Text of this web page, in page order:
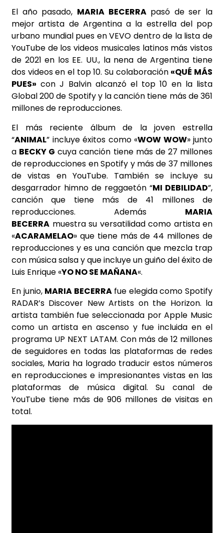
El año pasado, MARIA BECERRApasó de ser la
mejor artista de Argentina a la estrella del pop
urbano mundial pues en VEVO dentro de la lista de
YouTube de los videos musicales latinos más vistos
de 2021 en los EE. UU., la nena de Argentina tiene
dos videos en el top 10. Su colaboración «QUÉ MÁS
PUES» con J Balvin alcanzó el top 10 en la lista
Global 200 de Spotify y la canción tiene más de 361
millones de reproducciones.
El más reciente álbum de la joven estrella
“ANIMAL” incluye éxitos como «WOW WOW» junto
a BECKY G cuya canción tiene más de 27 millones
de reproducciones en Spotify y más de 37 millones
de vistas en YouTube. También se incluye su
desgarrador himno de reggaetón “MI DEBILIDAD”,
canción que tiene más de 41 millones de
reproducciones. Además MARIA
BECERRA muestra su versatilidad como artista en
«ACARAMELAO» que tiene más de 44 millones de
reproducciones y es una canción que mezcla trap
con música salsa y que incluye un guiño del éxito de
Luis Enrique «YO NO SE MAÑANA«.
En junio, MARIA BECERRAfue elegida como Spotify
RADAR’s Discover New Artists on the Horizon. la
artista también fue seleccionada por Apple Music
como un artista en ascenso y fue incluida en el
programa UP NEXT LATAM. Con más de 12 millones
de seguidores en todas las plataformas de redes
sociales, Maria ha logrado traducir estos números
en reproducciones e impresionantes vistas en las
plataformas de música digital. Su canal de
YouTube tiene más de 906 millones de visitas en
total.